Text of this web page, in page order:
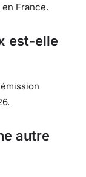
France.
est-elle
autre